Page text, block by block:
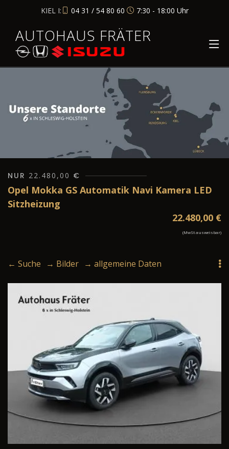
KIEL I: 04 31 / 54 80 60 7:30 - 18:00 Uhr
AUTOHAUS FRÄTER
NUR 22.480,00 €
Opel Mokka GS Automatik Navi Kamera LED
Sitzheizung
22.480,00 €
(MwSt ausweisbar)
← Suche → Bilder → allgemeine Daten